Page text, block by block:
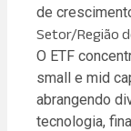
de
Setor/Região
O ETF
small e mid
abrangendo
tecnologia,